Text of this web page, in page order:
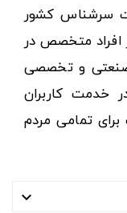
سرشناس کشور
افراد متخصص در
صنعتی و تخصصی
خدمت کاربران
تمامی مردم
